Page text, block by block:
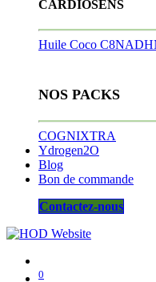
CARDIOSENS
Huile Coco C8NADH
NOS PACKS
COGNIXTRA
Ydrogen2O
Blog
Bon de commande
Contactez-nous
0